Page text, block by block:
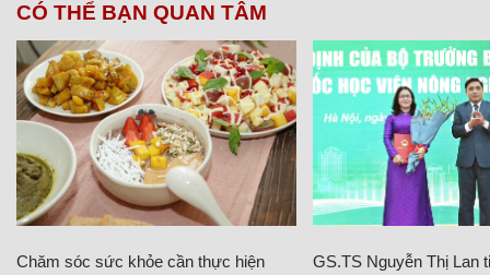
CÓ THỂ BẠN QUAN TÂM
Chăm sóc sức khỏe cần thực hiện
GS.TS Nguyễn Thị Lan